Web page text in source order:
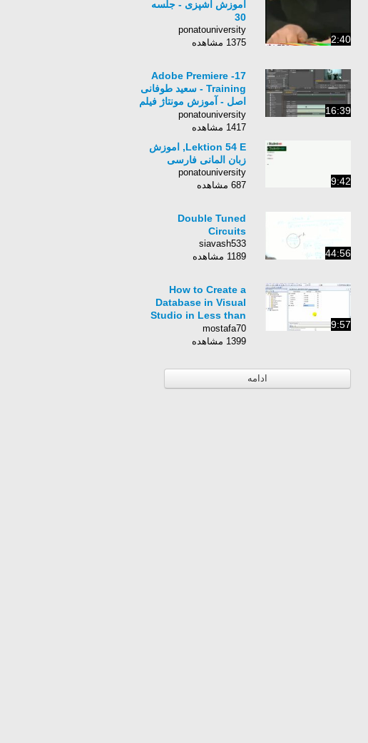
2:40
آموزش آشپزی - جلسه
30
ponatouniversity
1375 مشاهده
16:39
17- Adobe Premiere
Training - سعید طوفانی
اصل - آموزش مونتاژ فیلم
و صدا - درباره افکت صدا
ponatouniversity
1417 مشاهده
9:42
Lektion 54 E, اموزش
زبان المانی فارسی
ponatouniversity
687 مشاهده
44:56
Double Tuned
Circuits
siavash533
1189 مشاهده
9:57
How to Create a
Database in Visual
Studio in Less than
10 ...
mostafa70
1399 مشاهده
ادامه